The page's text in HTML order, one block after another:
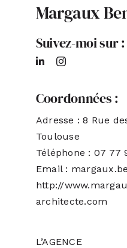
Margaux
Suivez-moi sur :
Coordonnées :
Adresse : 8 Rue
Toulouse
Téléphone : 07 77
Email :
http://
architecte.com
L’AGENCE